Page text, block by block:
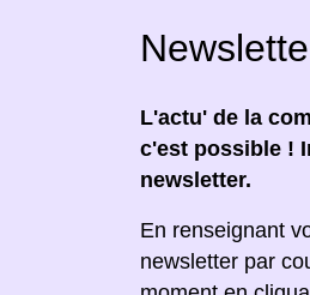
L'actu' de la
c'est possible !
newsletter.
En renseignant
newsletter par